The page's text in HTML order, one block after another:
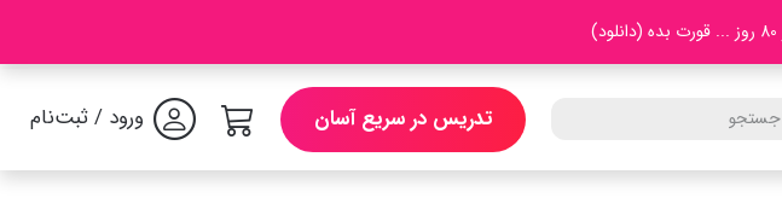
تدریس در سریع آسان ورود / ثبت‌نام